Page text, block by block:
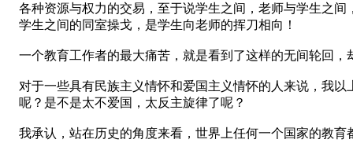
各种资源与权力的交易，至于说学生之间，老师与学生之
学生之间的同室操戈，是学生向老师的挥刀相向！
一个教育工作者的最大痛苦，就是看到了这样的无间轮回，
对于一些具有民族主义情怀和爱国主义情怀的人来说，我
呢？是不是太不爱国，太反主旋律了呢？
我承认，站在历史的角度来看，世界上任何一个国家的教